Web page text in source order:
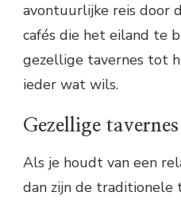
avontuurlijke reis door
cafés die het eiland te
gezellige tavernes tot
ieder wat wils.
Gezellige tavernes
Als je houdt van een
dan zijn de traditionele